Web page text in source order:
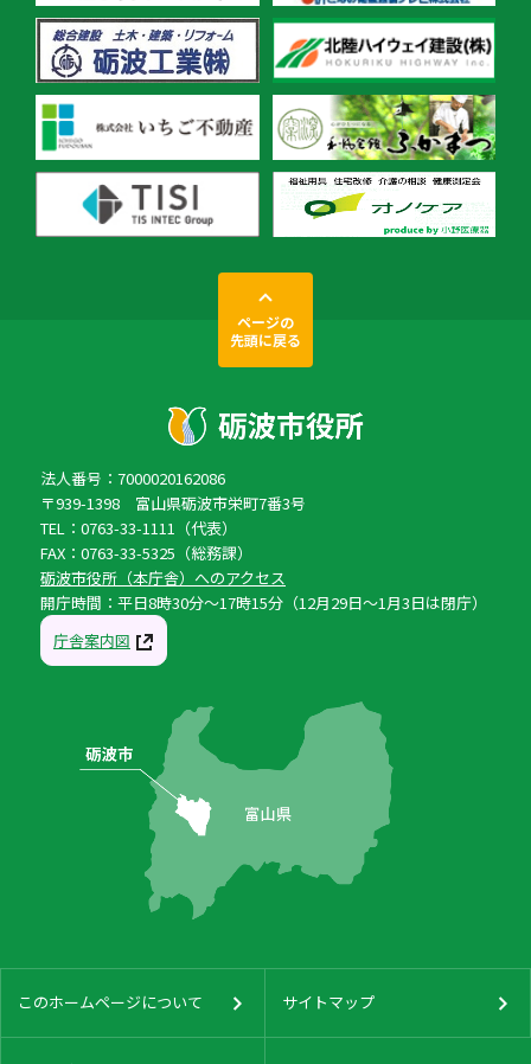
ページの
先頭に戻る
法人番号：7000020162086
〒939-1398 富山県砺波市栄町7番3号
TEL：0763-33-1111（代表）
FAX：0763-33-5325（総務課）
砺波市役所（本庁舎）へのアクセス
開庁時間：平日8時30分〜17時15分（12月29日〜1月3日は閉庁）
庁舎案内図
このホームページについて サイトマップ